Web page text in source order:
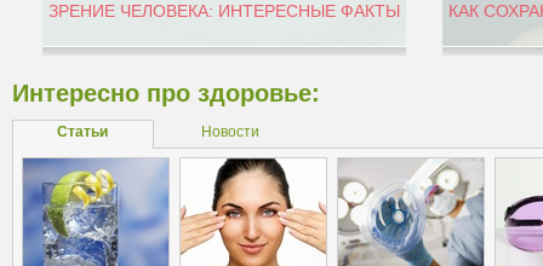
ЗРЕНИЕ ЧЕЛОВЕКА: ИНТЕРЕСНЫЕ ФАКТЫ КАК
Интересно про здоровье:
Статьи Новости